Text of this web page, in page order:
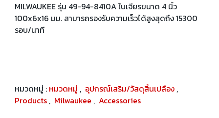
MILWAUKEE รุ่น 49-94-8410A ใบเจียรขนาด 4 นิ้ว
100x6x16 มม. สามารถรองรับความเร็วได้สูงสุดถึง 15300
รอบ/นาที
หมวดหมู่ : หมวดหมู่ , อุปกรณ์เสริม/วัสดุสิ้นเปลือง ,
Products , Milwaukee , Accessories